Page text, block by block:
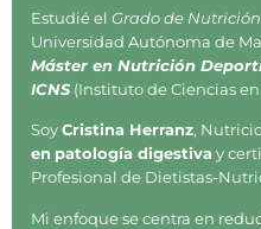
Estudié el Grado de
Universidad Autónoma de
Máster en Nutrición
ICNS(Instituto de Ciencias
SoyCristina Herranz,
en patología digestiva y
Profesional de Dietistas-
Mi enfoque se centra en